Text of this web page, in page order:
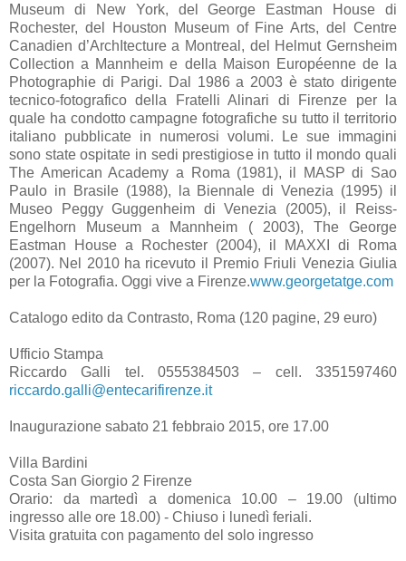
Museum di New York, del George Eastman House di
Rochester, del Houston Museum of Fine Arts, del Centre
Canadien d’ArchItecture a Montreal, del Helmut Gernsheim
Collection a Mannheim e della Maison Européenne de la
Photographie di Parigi. Dal 1986 a 2003 è stato dirigente
tecnico-fotografico della Fratelli Alinari di Firenze per la
quale ha condotto campagne fotografiche su tutto il territorio
italiano pubblicate in numerosi volumi. Le sue immagini
sono state ospitate in sedi prestigiose in tutto il mondo quali
The American Academy a Roma (1981), il MASP di Sao
Paulo in Brasile (1988), la Biennale di Venezia (1995) il
Museo Peggy Guggenheim di Venezia (2005), il Reiss-
Engelhorn Museum a Mannheim ( 2003), The George
Eastman House a Rochester (2004), il MAXXI di Roma
(2007). Nel 2010 ha ricevuto il Premio Friuli Venezia Giulia
per la Fotografia. Oggi vive a Firenze.www.georgetatge.com
Catalogo edito da Contrasto, Roma (120 pagine, 29 euro)
Ufficio Stampa
Riccardo Galli tel. 0555384503 – cell. 3351597460
riccardo.galli@entecarifirenze.it
Inaugurazione sabato 21 febbraio 2015, ore 17.00
Villa Bardini
Costa San Giorgio 2 Firenze
Orario: da martedì a domenica 10.00 – 19.00 (ultimo
ingresso alle ore 18.00) - Chiuso i lunedì feriali.
Visita gratuita con pagamento del solo ingresso